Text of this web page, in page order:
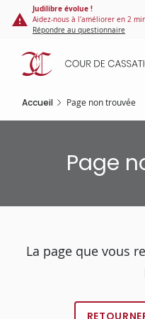
Panneau de gestion des cookies
contenu
principal
Judilibre évolue !
Aidez-nous à l'améliorer en 2
Répondre au questionnaire
Accueil Page non trouvée
Page
La page que vous